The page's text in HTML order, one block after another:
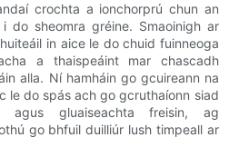
crochta a ionchorprú chun an
do sheomra gréine. Smaoinigh ar
in aice le do chuid fuinneoga
a thaispeáint mar chascadh
alla. Ní hamháin go gcuireann na
le do spás ach go gcruthaíonn siad
agus gluaiseachta freisin, ag
go bhfuil duilliúr lush timpeall ar